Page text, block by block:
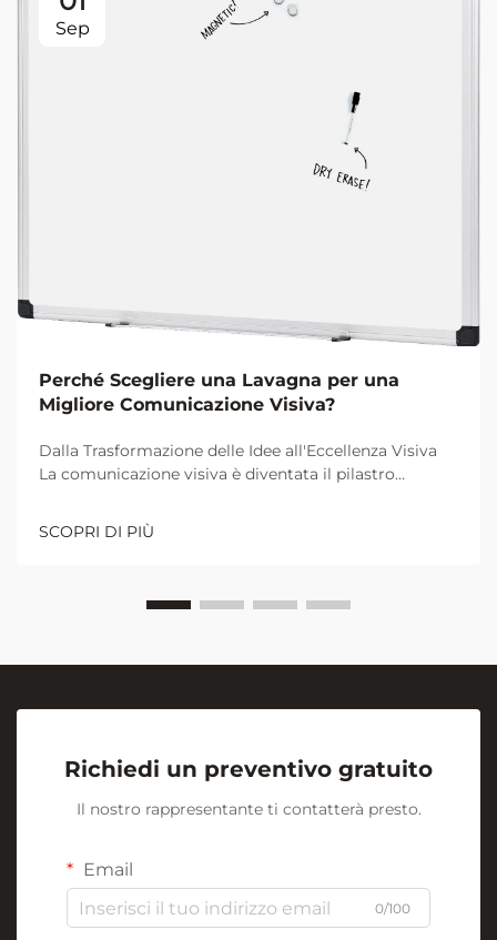
Sep
Perché Scegliere una Lavagna per una
Migliore Comunicazione Visiva?
Dalla Trasformazione delle Idee all'Eccellenza Visiva
La comunicazione visiva è diventata il pilastro
apprendimento efficaci negli ambienti lavorativi e
didattici moderni. Al centro di questa rivoluzione
SCOPRI DI PIÙ
Richiedi un preventivo gratuito
Il nostro rappresentante ti contatterà presto.
Email
0/100